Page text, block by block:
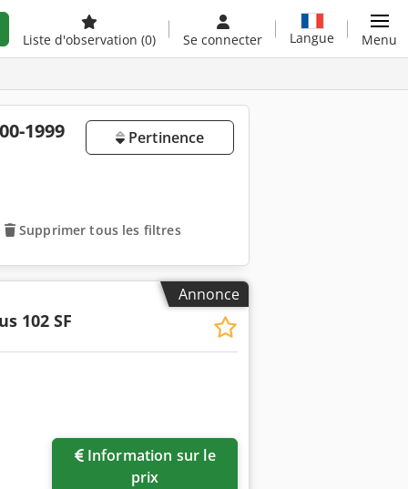
Liste d'observation (0) Se connecter Langue Menu
1999
Pertinence
Supprimer tous les filtres
Annonce
102 SF
Information sur le
prix